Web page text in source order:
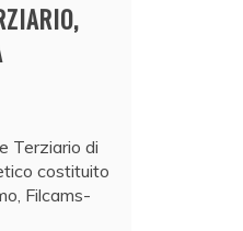
Terziario di
costituito
Filcams-